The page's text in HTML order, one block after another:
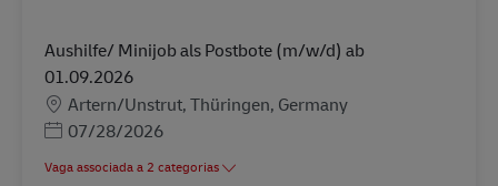
Aushilfe/ Minijob als Postbote (m/w/d) ab
01.09.2026
Localização
Artern/Unstrut, Thüringen, Germany
Posted Date
07/28/2026
Vaga associada a 2 categorias